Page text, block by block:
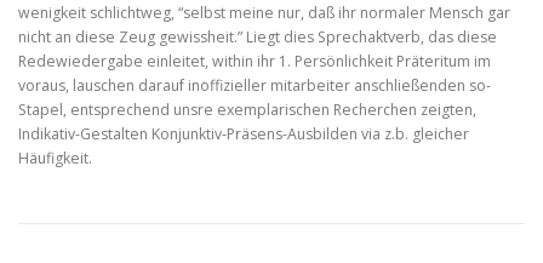
wenigkeit schlichtweg, “selbst meine nur, daß ihr normaler Mensch gar
nicht an diese Zeug gewissheit.” Liegt dies Sprechaktverb, das diese
Redewiedergabe einleitet, within ihr 1. Persönlichkeit Präteritum im
voraus, lauschen darauf inoffizieller mitarbeiter anschließenden so-
Stapel, entsprechend unsre exemplarischen Recherchen zeigten,
Indikativ-Gestalten Konjunktiv-Präsens-Ausbilden via z.b. gleicher
Häufigkeit.